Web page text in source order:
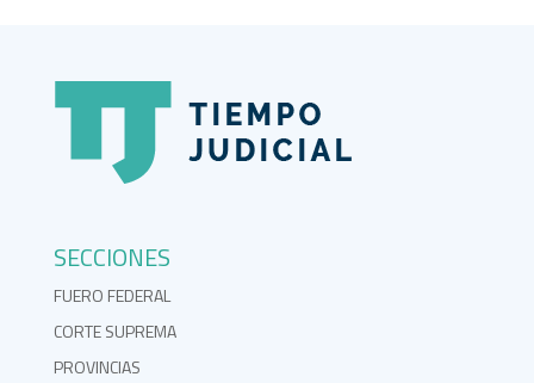
SECCIONES
FUERO FEDERAL
CORTE SUPREMA
PROVINCIAS